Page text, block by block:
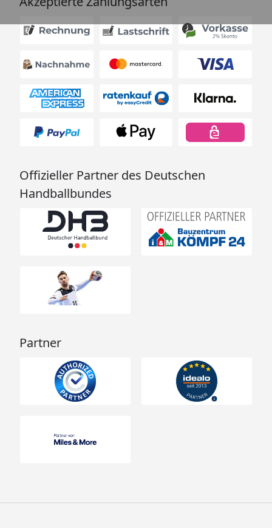
Offizieller Partner des Deutschen
Handballbundes
Partner